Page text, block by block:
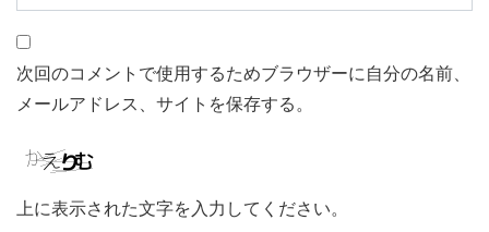
次回のコメントで使用するためブラウザーに自分の名前、
メールアドレス、サイトを保存する。
上に表示された文字を入力してください。